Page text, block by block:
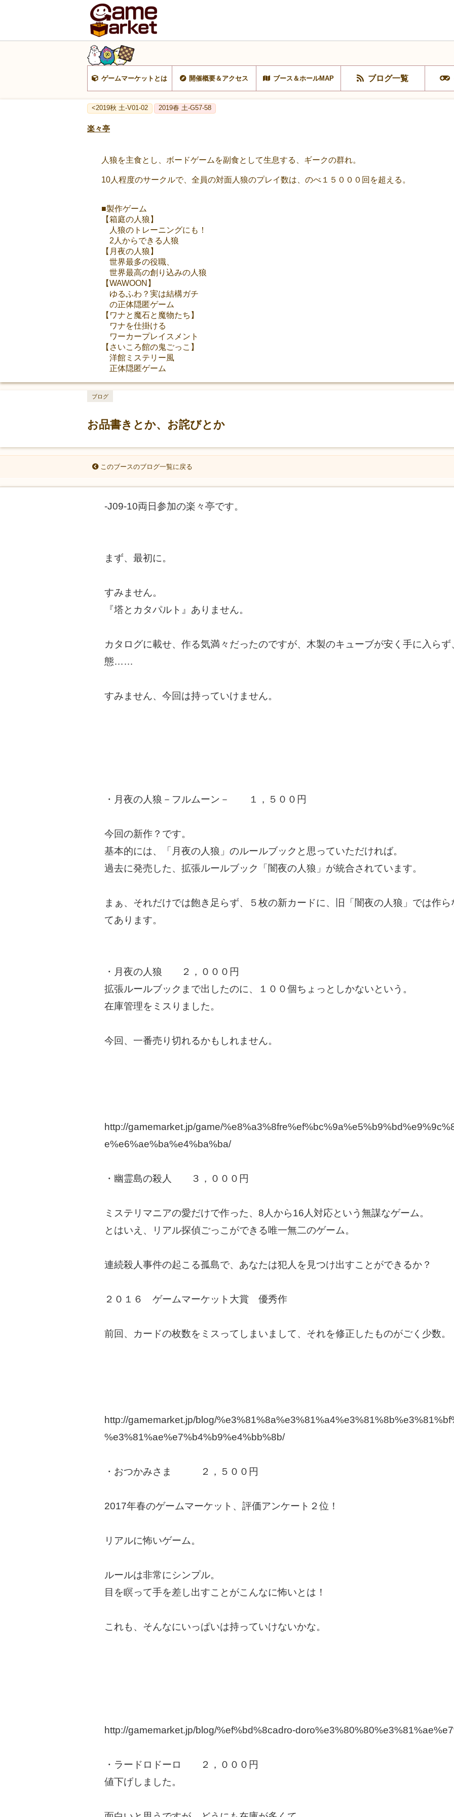
ゲームマーケットとは 開催概要＆アクセス ブース＆ホールMAP ブログ一覧
<2019秋 土-V01-02 2019春 土-G57-58
楽々亭
人狼を主食とし、ボードゲームを副食として生息する、ギークの群れ。
10人程度のサークルで、全員の対面人狼のプレイ数は、のべ１５０００回を超える。
■製作ゲーム
【箱庭の人狼】
人狼のトレーニングにも！
2人からできる人狼
【月夜の人狼】
世界最多の役職、
世界最高の創り込みの人狼
【WAWOON】
ゆるふわ？実は結構ガチ
の正体隠匿ゲーム
【ワナと魔石と魔物たち】
ワナを仕掛ける
ワーカープレイスメント
【さいころ館の鬼ごっこ】
洋館ミステリー風
正体隠匿ゲーム
お品書きとか、お詫びとか
ブログ
このブースのブログ一覧に戻る
-J09-10両日参加の楽々亭です。
まず、最初に。
すみません。
『塔とカタパルト』ありません。
カタログに載せ、作る気満々だったのですが、木製のキューブが安く手に入ら
態……
すみません、今回は持っていけません。
・月夜の人狼－フルムーン－ １，５００円
今回の新作？です。
基本的には、「月夜の人狼」のルールブックと思っていただければ。
過去に発売した、拡張ルールブック「闇夜の人狼」が統合されています。
まぁ、それだけでは飽き足らず、５枚の新カードに、旧「闇夜の人狼」では作
てあります。
・月夜の人狼 ２，０００円
拡張ルールブックまで出したのに、１００個ちょっとしかないという。
在庫管理をミスりました。
今回、一番売り切れるかもしれません。
http://gamemarket.jp/game/
e%e6%ae%ba%e4%ba%ba/
・幽霊島の殺人 ３，０００円
ミステリマニアの愛だけで作った、8人から16人対応という無謀なゲーム。
とはいえ、リアル探偵ごっこができる唯一無二のゲーム。
連続殺人事件の起こる孤島で、あなたは犯人を見つけ出すことができるか？
２０１６ ゲームマーケット大賞 優秀作
前回、カードの枚数をミスってしまいまして、それを修正したものがごく少数。
http://gamemarket.jp/blog/
%e3%81%ae%e7%b4%b9%e4%bb%8b/
・おつかみさま ２，５００円
2017年春のゲームマーケット、評価アンケート２位！
リアルに怖いゲーム。
ルールは非常にシンプル。
目を瞑って手を差し出すことがこんなに怖いとは！
これも、そんなにいっぱいは持っていけないかな。
http://gamemarket.jp/blog/%ef%bd%8cadro-
・ラードロドーロ ２，０００円
値下げしました。